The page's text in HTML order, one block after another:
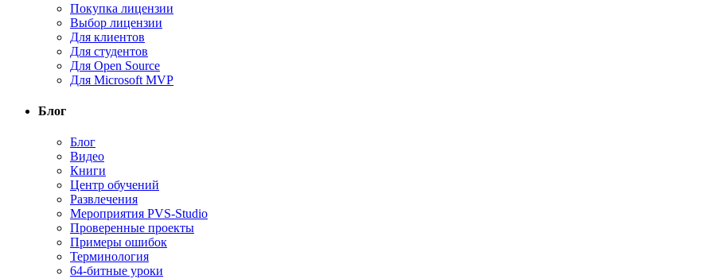
Покупка лицензии
Выбор лицензии
Для клиентов
Для студентов
Для Open Source
Для Microsoft MVP
Блог
Блог
Видео
Книги
Центр обучений
Развлечения
Мероприятия PVS-Studio
Проверенные проекты
Примеры ошибок
Терминология
64-битные уроки